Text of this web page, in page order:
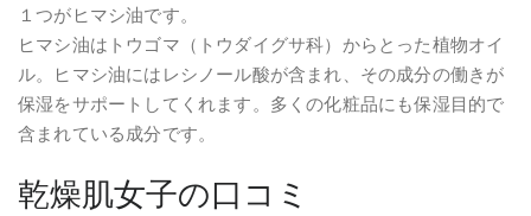
１つがヒマシ油です。
ヒマシ油はトウゴマ（トウダイグサ科）からとった植物オイ
ル。ヒマシ油にはレシノール酸が含まれ、その成分の働きが
保湿をサポートしてくれます。多くの化粧品にも保湿目的で
含まれている成分です。
乾燥肌女子の口コミ